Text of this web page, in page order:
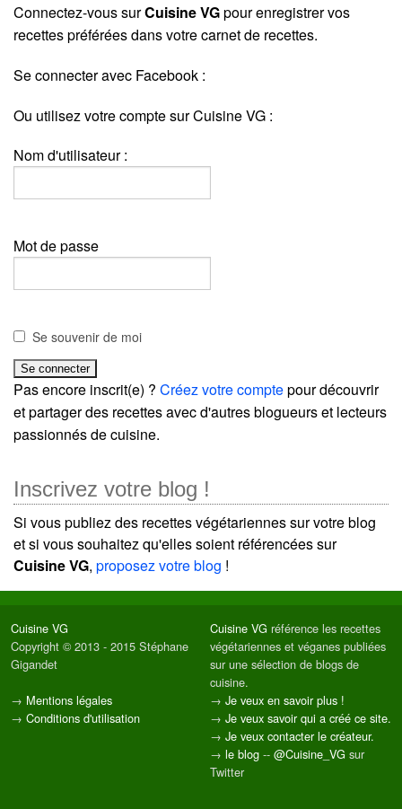
Connectez-vous surCuisine VGpour enregistrer vos
recettes préférées dans votre carnet de recettes.
Se connecter avec Facebook :
Ou utilisez votre compte sur Cuisine VG :
Nom d'utilisateur :
Mot de passe
Se souvenir de moi
Pas encore inscrit(e) ? Créez votre comptepour découvrir
et partager des recettes avec d'autres blogueurs et lecteurs
passionnés de cuisine.
Inscrivez votre blog !
Si vous publiez des recettes végétariennes sur votre blog
et si vous souhaitez qu'elles soient référencées sur
Cuisine VG, proposez votre blog !
Cuisine VG
Copyright © 2013 - 2015 Stéphane
Gigandet
→ Mentions légales
→ Conditions d'utilisation
Cuisine VG référence les recettes
végétariennes et véganes publiées
sur une sélection de blogs de
cuisine.
→ Je veux en savoir plus !
→ Je veux savoir qui a créé ce site.
→ Je veux contacter le créateur.
→ le blog -- @Cuisine_VG sur
Twitter